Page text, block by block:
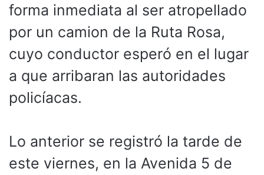
forma inmediata al ser atropellado
por un camion de la Ruta Rosa,
cuyo conductor esperó en el lugar
a que arribaran las autoridades
policíacas.
Lo anterior se registró la tarde de
este viernes, en la Avenida 5 de